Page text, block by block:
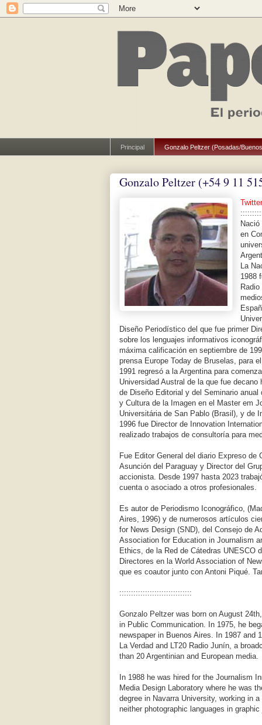
Principal Gonzalo Peltzer (Posadas/
Gonzalo Peltzer (+54 9 11
Twitter
en
La
1988
Diseño Periodístico del que fue primer
sobre los lenguajes informativos
máxima calificación en septiembre de
prensa Europe Today de Bruselas, para
1991 regresó a la Argentina para
Universidad Austral de la que fue
de Diseño Editorial y del Seminario
y Cultura de la Imagen en el Master em
Universitária de San Pablo (Brasil), y de
1996 fue Director de Innovation
realizado trabajos de consultoría para
Fue Editor General del diario Expreso de
Asunción del Paraguay y Director del
accionista. Desde 1997 hasta 2023
cuenta o asociado a otros profesionales.
Es autor de Periodismo Iconográfico,
Aires, 1996) y de numerosos artículos
for News Design (SND), del Consejo de
Association for Education in Journalism
Ethics, de la Red de Cátedras UNESCO
Directores en la World Association of
que es coautor junto con Antoni Piqué.
:::::::::::::::::::::::::::::::
Gonzalo Peltzer was born on August
in Public Communication. In 1975, he
newspaper in Buenos Aires. In 1987 and
La Verdad and LT20 Radio Junín, a
than 20 Argentinian and European media.
In 1988 he was hired for the Journalism
Media Design Laboratory where he was
degree in Navarra University, working in
neither photographic languages in graphic